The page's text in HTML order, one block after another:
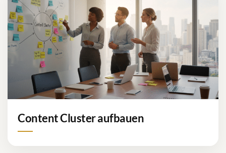
Content Cluster aufbauen